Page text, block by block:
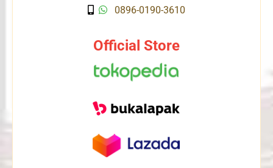
0896-0190-3610
Official Store